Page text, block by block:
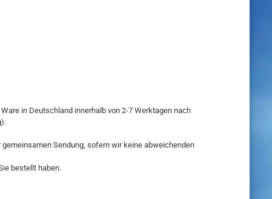
in Deutschland innerhalb von 2-7 Werktagen nach
Sendung, sofern wir keine abweichenden
bestellt haben.